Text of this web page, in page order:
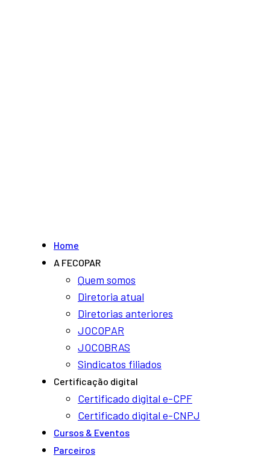
Home
A FECOPAR
Quem somos
Diretoria atual
Diretorias anteriores
JOCOPAR
JOCOBRAS
Sindicatos filiados
Certificação digital
Certificado digital e-CPF
Certificado digital e-CNPJ
Cursos & Eventos
Parceiros